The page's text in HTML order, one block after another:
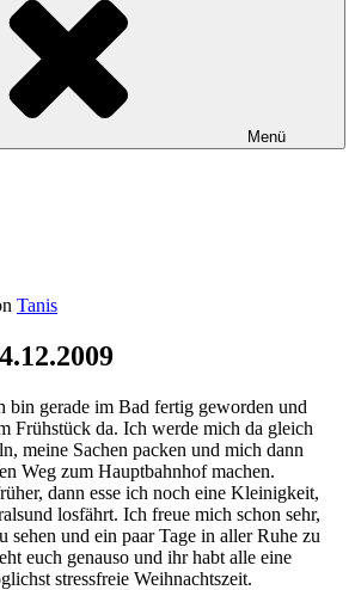
Menü
Tanis
bin gerade im Bad fertig geworden und
Frühstück da. Ich werde mich da gleich
meine Sachen packen und mich dann
Weg zum Hauptbahnhof machen.
dann esse ich noch eine Kleinigkeit,
losfährt. Ich freue mich schon sehr,
sehen und ein paar Tage in aller Ruhe zu
euch genauso und ihr habt alle eine
stressfreie Weihnachtszeit.